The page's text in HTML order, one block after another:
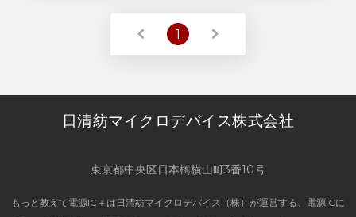
1
日清紡マイクロデバイス株式会社
東京都中央区日本橋横山町3番10号
もっと教えて電源IC＋は日清紡マイクロデバイス（株）が運営する、電源ICに